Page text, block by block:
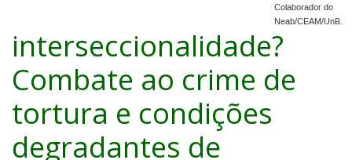
Colaborador do
Neab/CEAM/UnB.
interseccionalidade?
Combate ao crime de
tortura e condições
degradantes de